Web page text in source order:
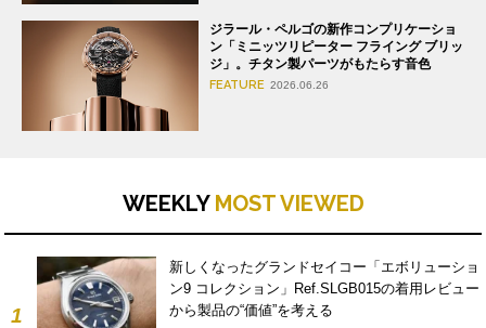
ジラール・ペルゴの新作コンプリケーショ
ン「ミニッツリピーター フライング ブリッ
ジ」。チタン製パーツがもたらす音色
FEATURE 2026.06.26
WEEKLY MOST VIEWED
1
新しくなったグランドセイコー「エボリューショ
ン9 コレクション」Ref.SLGB015の着用レビュー
から製品の“価値”を考える